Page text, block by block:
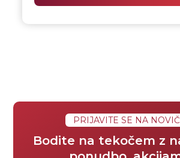
PRIJAVITE SE NA
Bodite na tekočem z